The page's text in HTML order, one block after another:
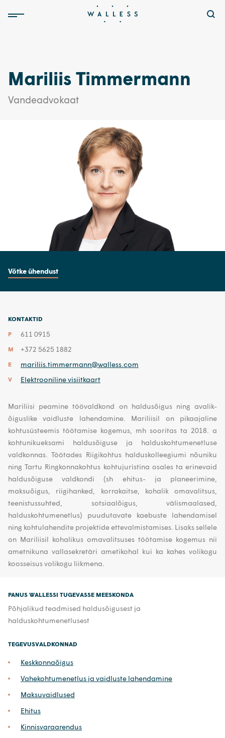
Mariliis Timmermann
Vandeadvokaat
Võtke ühendust
KONTAKTID
P
611 0915
M +372 5625 1882
E mariliis.timmermann@walless.com
V Elektrooniline visiitkaart
Mariliisi peamine töövaldkond on haldusõigus ning avalik-
õiguslike vaidluste lahendamine. Mariliisil on pikaajaline
kohtusüsteemis töötamise kogemus, mh sooritas ta 2018. a
kohtunikueksami haldusõiguse ja halduskohtumenetluse
valdkonnas. Töötades Riigikohtus halduskolleegiumi nõuniku
ning Tartu Ringkonnakohtus kohtujuristina osales ta erinevaid
haldusõiguse valdkondi (sh ehitus- ja planeerimine,
maksuõigus, riigihanked, korrakaitse, kohalik omavalitsus,
teenistussuhted, sotsiaalõigus, välismaalased,
halduskohtumenetlus) puudutavate kaebuste lahendamisel
ning kohtulahendite projektide ettevalmistamises. Lisaks sellele
on Mariliisil kohalikus omavalitsuses töötamise kogemus nii
ametnikuna vallasekretäri ametikohal kui ka kahes volikogu
koosseisus volikogu liikmena.
PANUS WALLESSI TUGEVASSE MEESKONDA
Põhjalikud teadmised haldusõigusest ja
halduskohtumenetlusest
TEGEVUSVALDKONNAD
Keskkonnaõigus
Vahekohtumenetlus ja vaidluste lahendamine
Maksuvaidlused
Ehitus
Kinnisvaraarendus